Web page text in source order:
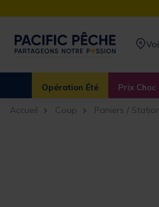
Opération Été Prix Choc
Accueil Coup Paniers /